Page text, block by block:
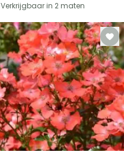
Verkrijgbaar in 2 maten